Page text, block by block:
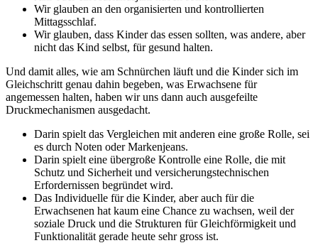
Wir glauben an den organisierten und kontrollierten
Mittagsschlaf.
Wir glauben, dass Kinder das essen sollten, was andere, aber
nicht das Kind selbst, für gesund halten.
Und damit alles, wie am Schnürchen läuft und die Kinder sich im
Gleichschritt genau dahin begeben, was Erwachsene für
angemessen halten, haben wir uns dann auch ausgefeilte
Druckmechanismen ausgedacht.
Darin spielt das Vergleichen mit anderen eine große Rolle, sei
es durch Noten oder Markenjeans.
Darin spielt eine übergroße Kontrolle eine Rolle, die mit
Schutz und Sicherheit und versicherungstechnischen
Erfordernissen begründet wird.
Das Individuelle für die Kinder, aber auch für die
Erwachsenen hat kaum eine Chance zu wachsen, weil der
soziale Druck und die Strukturen für Gleichförmigkeit und
Funktionalität gerade heute sehr gross ist.